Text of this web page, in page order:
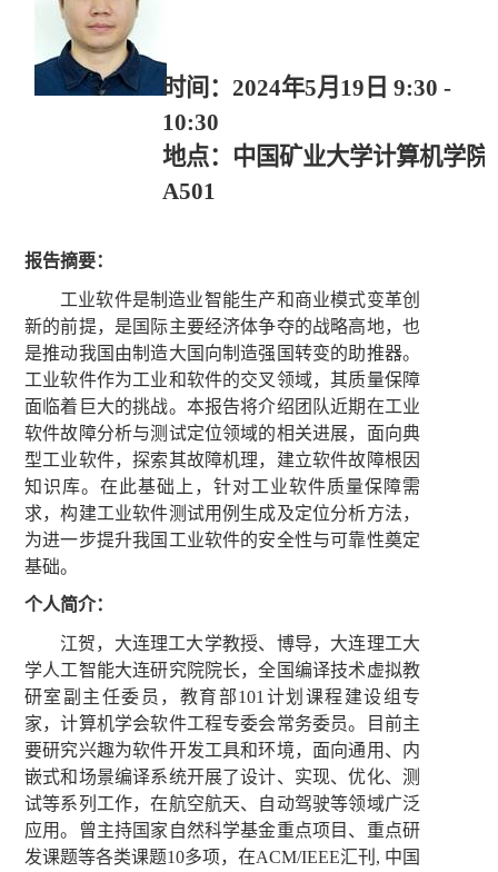
时间：2024年5月 19 日 9:30 -
10:30
地点：中国矿业大学计算机学院
A501
报告摘要：
工业软件是制造业智能生产和商业模式变革创
新的前提，是国际主要经济体争夺的战略高地，也
是推动我国由制造大国向制造强国转变的助推器。
工业软件作为工业和软件的交叉领域，其质量保障
面临着巨大的挑战。本报告将介绍团队近期在工业
软件故障分析与测试定位领域的相关进展，面向典
型工业软件，探索其故障机理，建立软件故障根因
知识库。在此基础上，针对工业软件质量保障需
求，构建工业软件测试用例生成及定位分析方法，
为进一步提升我国工业软件的安全性与可靠性奠定
基础。
个人简介：
江贺，大连理工大学教授、博导，大连理工大
学人工智能大连研究院院长，全国编译技术虚拟教
研室副主任委员，教育部101 计划课程建设组专
家，计算机学会软件工程专委会常务委员。目前主
要研究兴趣为软件开发工具和环境，面向通用、内
嵌式和场景编译系统开展了设计、实现、优化、测
试等系列工作，在航空航天、自动驾驶等领域广泛
应用。曾主持国家自然科学基金重点项目、重点研
发课题等各类课题10多项，在ACM/IEEE汇刊 , 中国